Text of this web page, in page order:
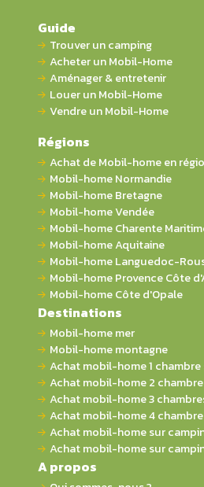
Guide
Trouver un camping
Acheter un Mobil-Home
Aménager & entretenir
Louer un Mobil-Home
Vendre un Mobil-Home
Régions
Achat de Mobil-home en
Mobil-home Normandie
Mobil-home Bretagne
Mobil-home Vendée
Mobil-home Charente
Mobil-home Aquitaine
Mobil-home Languedoc-
Mobil-home Provence Côte
Mobil-home Côte d'Opale
Destinations
Mobil-home mer
Mobil-home montagne
Achat mobil-home 1
Achat mobil-home 2
Achat mobil-home 3
Achat mobil-home 4
Achat mobil-home sur
Achat mobil-home sur
A propos